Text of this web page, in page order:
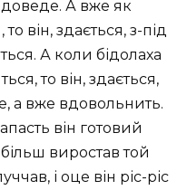
доведе. А вже як
він, здається, з-під
А коли бідолаха
то він, здається,
а вже вдовольнить.
він готовий
виростав той
і оце він ріс-ріс